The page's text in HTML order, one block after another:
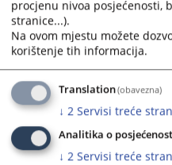
to
get
the
keyboard
shortcuts
for
dates.
get
the
for
30.07.2024.
rokova za razdoblje
Strateški plan 2022. - 2024.
04.03.2024.
Odluka o predvidivim
procjenu nivoa posjećenosti,
stranice...).
Na ovom mjestu možete
korištenje tih informacija.
Translation(obavezna)
↓ 2 Servisi treće
Analitika o
↓ 2 Servisi treće